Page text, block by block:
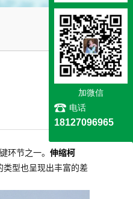
环节之一。 伸缩柯
类型也呈现出丰富的差
加微信
电话
18127096965